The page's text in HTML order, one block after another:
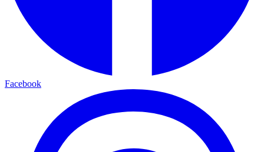
Facebook